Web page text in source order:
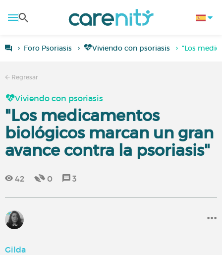
Foro Psoriasis Viviendo con psoriasis "Los
Regresar
Viviendo con psoriasis
"Los medicamentos
biológicos marcan un gran
avance contra la psoriasis"
42 0 3
Gilda